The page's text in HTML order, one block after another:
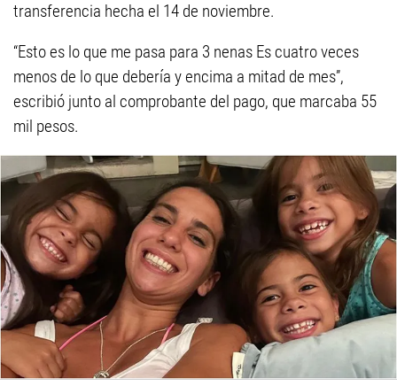
transferencia hecha el 14 de noviembre.
“Esto es lo que me pasa para 3 nenas Es cuatro veces
menos de lo que debería y encima a mitad de mes”,
escribió junto al comprobante del pago, que marcaba 55
mil pesos.